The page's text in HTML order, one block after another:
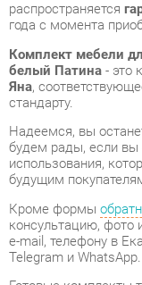
Надеемся, вы
будем рады, если вы
использования,
будущим покупателям.
Кроме формы
консультацию, фото
e-mail, телефону в
Telegram и WhatsApp.
Готовые комплекты
нашем шоу-руме и
его с нашего
список адресов и
контактов.